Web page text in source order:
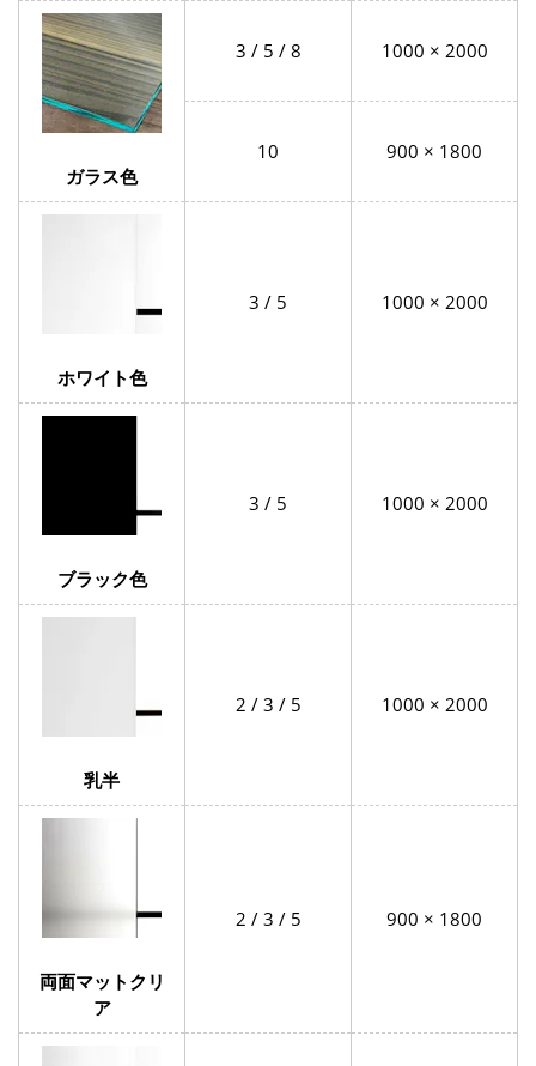
ガラス色
3 / 5 / 8 1000 × 2000
10 900 × 1800
ホワイト色
3 / 5 1000 × 2000
ブラック色
3 / 5 1000 × 2000
乳半
2 / 3 / 5 1000 × 2000
両面マットクリ
ア
2 / 3 / 5 900 × 1800